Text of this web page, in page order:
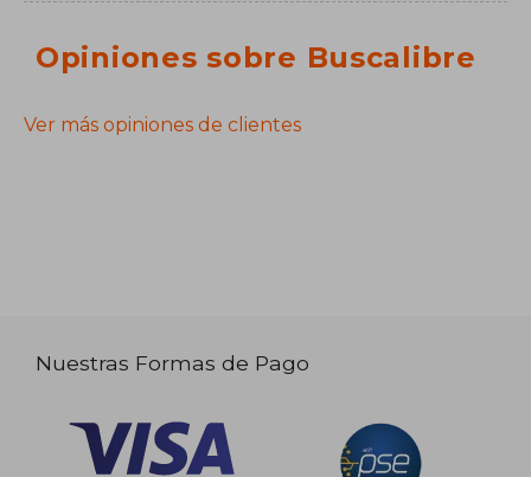
Opiniones sobre Buscalibre
Ver más opiniones de clientes
Nuestras Formas de Pago